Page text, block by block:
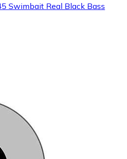
Swimbait Real Black Bass